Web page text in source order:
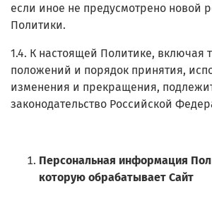
если иное не предусмотрено новой
Политики.
1.4. К настоящей Политике, включая
положений и порядок принятия,
изменения и прекращения,
законодательство Российской
Персональная информация
которую обрабатывает Сайт